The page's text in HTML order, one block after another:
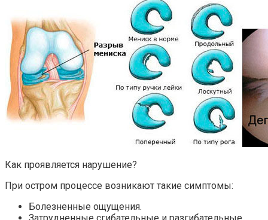
Как проявляется нарушение?
При остром процессе возникают такие симптомы:
Болезненные ощущения.
Затрудненные сгибательные и разгибательные